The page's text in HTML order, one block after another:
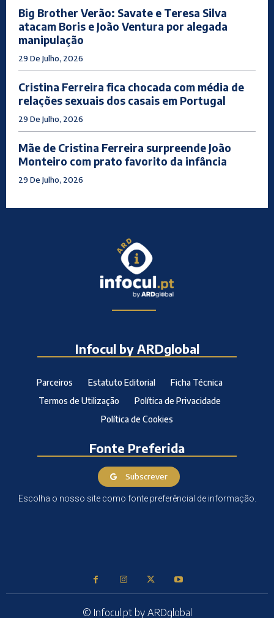
Big Brother Verão: Savate e Teresa Silva
atacam Boris e João Ventura por alegada
manipulação
29 De Julho, 2026
Cristina Ferreira fica chocada com média de
relações sexuais dos casais em Portugal
29 De Julho, 2026
Mãe de Cristina Ferreira surpreende João
Monteiro com prato favorito da infância
29 De Julho, 2026
Infocul by ARDglobal
Parceiros Estatuto Editorial
Ficha Técnica
Termos de Utilização
Política de Privacidade
Política de Cookies
Fonte Preferida
Subscrever
Escolha o nosso site como fonte preferêncial de informação.
© Infocul.pt by ARDglobal